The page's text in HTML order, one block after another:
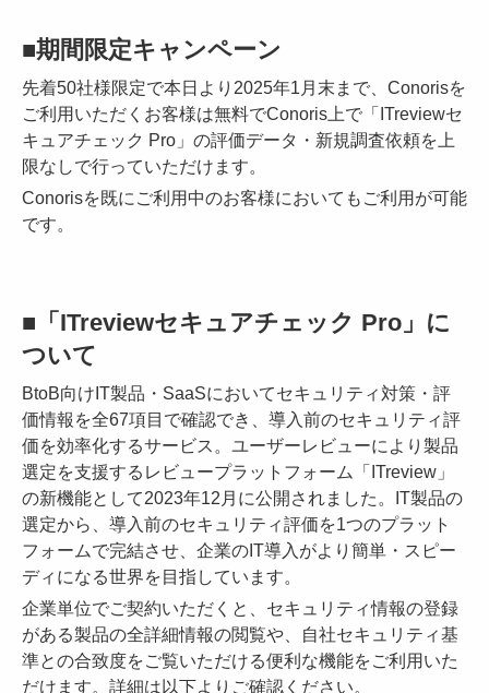
■期間限定キャンペーン
先着50社様限定で本日より2025年1月末まで、Conorisを
ご利用いただくお客様は無料でConoris上で「ITreviewセ
キュアチェック Pro」の評価データ・新規調査依頼を上
限なしで行っていただけます。
Conorisを既にご利用中のお客様においてもご利用が可能
です。
■「ITreviewセキュアチェック Pro」に
ついて
BtoB向けIT製品・SaaSにおいてセキュリティ対策・評
価情報を全67項目で確認でき、導入前のセキュリティ評
価を効率化するサービス。ユーザーレビューにより製品
選定を支援するレビュープラットフォーム「ITreview」
の新機能として2023年12月に公開されました。IT製品の
選定から、導入前のセキュリティ評価を1つのプラット
フォームで完結させ、企業のIT導入がより簡単・スピー
ディになる世界を目指しています。
企業単位でご契約いただくと、セキュリティ情報の登録
がある製品の全詳細情報の閲覧や、自社セキュリティ基
準との合致度をご覧いただける便利な機能をご利用いた
だけます。詳細は以下よりご確認ください。